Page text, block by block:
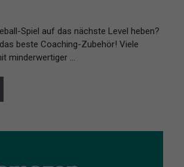
Spiel auf das nächste Level heben?
beste Coaching-Zubehör! Viele
minderwertiger …